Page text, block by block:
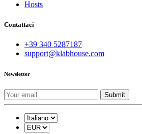
Hosts
Contattaci
+39 340 5287187
support@klabhouse.com
Newsletter